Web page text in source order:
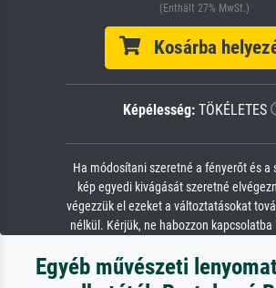
(Enthält 27% MwSt.)
Kosárba
Képélesség: TÖKÉLETES
Ha módosítani szeretné a fényerőt és a
kép egyedi kivágását szeretné
végezzük el ezeket a változtatásokat
nélkül. Kérjük, ne habozzon
Egyéb művészeti